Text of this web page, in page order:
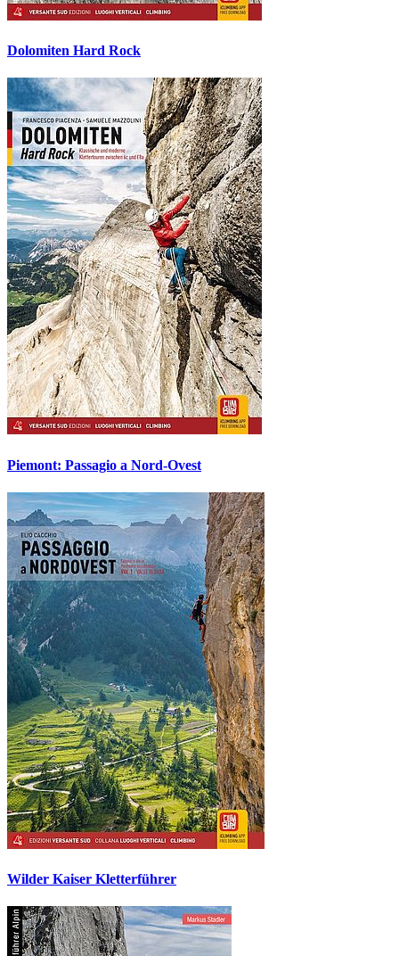
Dolomiten Hard Rock
Piemont: Passagio a Nord-Ovest
Wilder Kaiser Kletterführer